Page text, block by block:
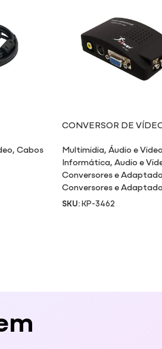
,Cabos
CONVERSOR DE
Multimidia,Áudio e Video
Informática,Audio e
Conversores e
Conversores e
SKU:KP-3462